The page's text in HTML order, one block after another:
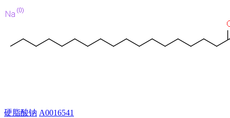
硬脂酸钠 A0016541